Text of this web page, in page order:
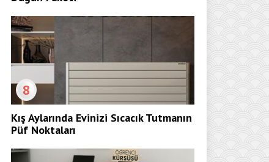
8
Kış Aylarında Evinizi Sıcacık Tutmanın
Püf Noktaları